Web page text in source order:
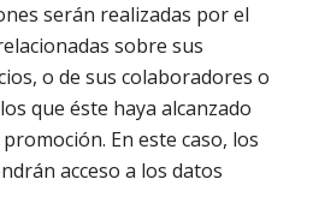
serán realizadas por el
sobre sus
o de sus colaboradores o
que éste haya alcanzado
En este caso, los
acceso a los datos